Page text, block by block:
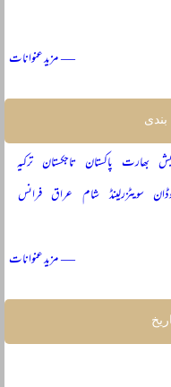
— مزید عنوانات
بھارت پاکستان تاجکستان ترکیہ
سویٹزرلینڈ شام عراق فرانس
— مزید عنوانات